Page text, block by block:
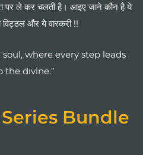
पर ले कर चलती है। आइए जाने कौन है ये
और ये वारकरी !!
where every step leads
the divine.”
Bundle